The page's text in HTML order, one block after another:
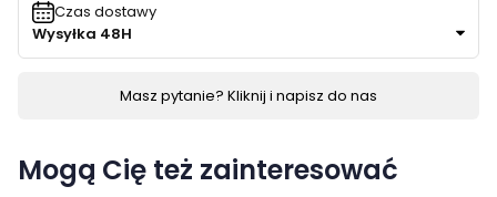
Czas dostawy
Wysyłka 48H
Masz pytanie? Kliknij i napisz do nas
Mogą Cię też zainteresować